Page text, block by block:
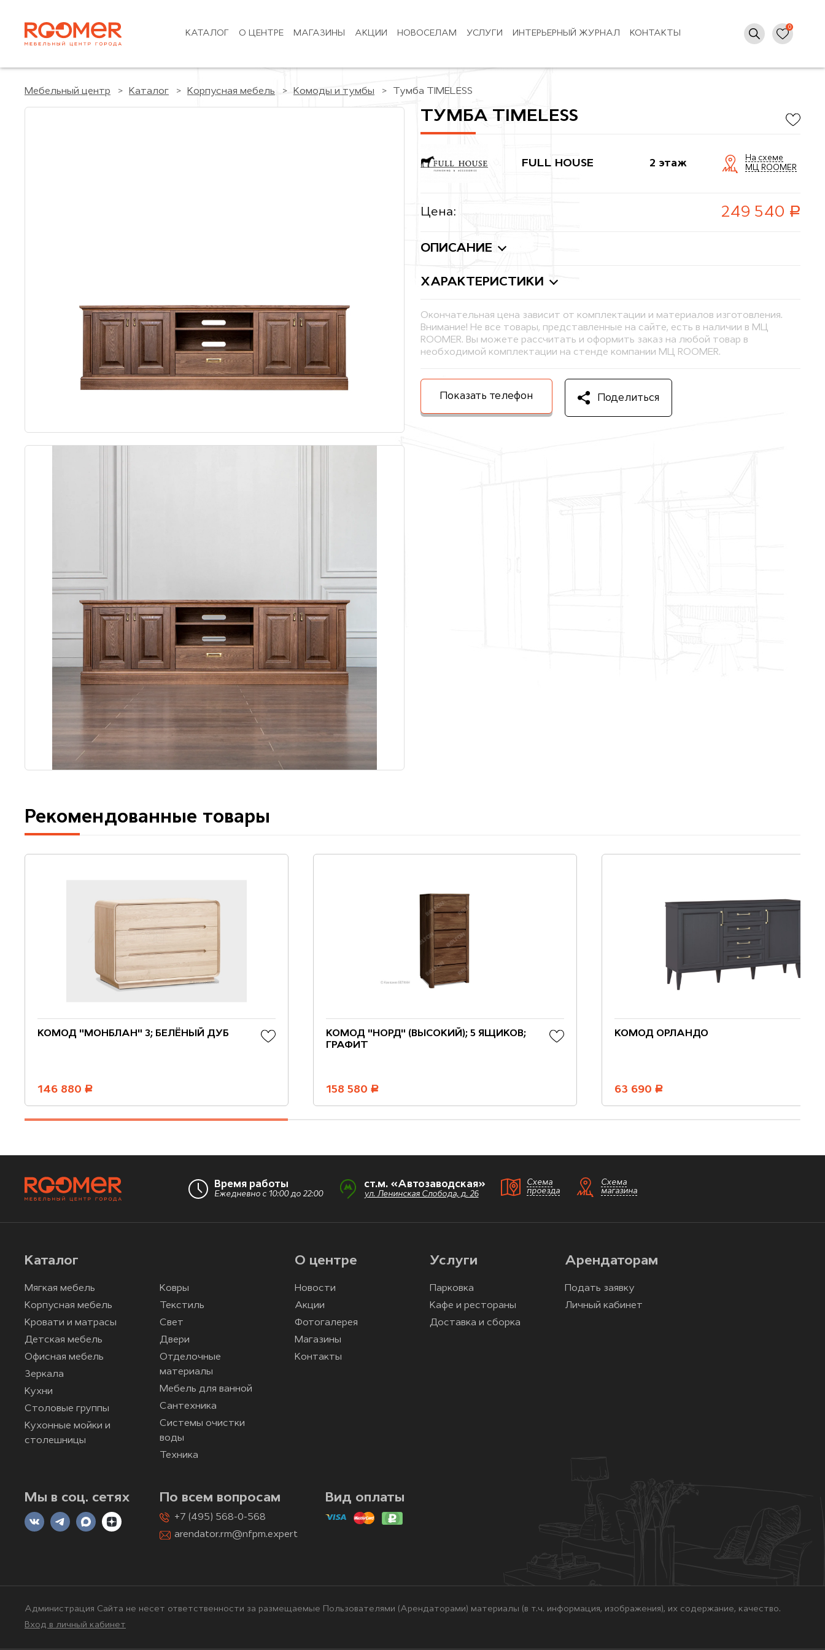
КАТАЛОГ О ЦЕНТРЕ МАГАЗИНЫ АКЦИИ НОВОСЕЛАМ УСЛУГИ ИНТЕРЬЕРНЫЙ ЖУРНАЛ КОНТАКТЫ
Мебельный центр Каталог Корпусная мебель Комоды и тумбы Тумба TIMELESS
ТУМБА TIMELESS
FULL HOUSE 2 этаж
На схеме
МЦ ROOMER
Цена: 249 540 руб.
ОПИСАНИЕ
ХАРАКТЕРИСТИКИ
Окончательная цена зависит от комплектации и материалов изготовления.
Внимание! Не все товары, представленные на сайте, есть в наличии в МЦ
ROOMER. Вы можете рассчитать и оформить заказ на любой товар в
необходимой комплектации на стенде компании МЦ ROOMER.
Показать телефон Поделиться
Рекомендованные товары
КОМОД "МОНБЛАН" 3; БЕЛЁНЫЙ ДУБ
146 880 руб.
КОМОД "НОРД" (ВЫСОКИЙ); 5 ЯЩИКОВ;
ГРАФИТ
158 580 руб.
КОМОД ОРЛАНДО
63 690 руб.
Время работы
Ежедневно с 10:00 до 22:00
ст.м. «Автозаводская»
ул. Ленинская Слобода, д. 26
Схема
проезда
Схема
магазина
Каталог
Мягкая мебель
Корпусная мебель
Кровати и матрасы
Детская мебель
Офисная мебель
Зеркала
Кухни
Столовые группы
Кухонные мойки и
столешницы
Ковры
Текстиль
Свет
Двери
Отделочные
материалы
Мебель для ванной
Сантехника
Системы очистки
воды
Техника
О центре
Новости
Акции
Фотогалерея
Магазины
Контакты
Услуги
Парковка
Кафе и рестораны
Доставка и сборка
Арендаторам
Подать заявку
Личный кабинет
Мы в соц. сетях По всем вопросам
+7 (495) 568-0-568
arendator.rm@nfpm.expert
Вид оплаты
Администрация Сайта не несет ответственности за размещаемые Пользователями (Арендаторами) материалы (в т.ч. информация, изображения), их содержание, качество.
Вход в личный кабинет